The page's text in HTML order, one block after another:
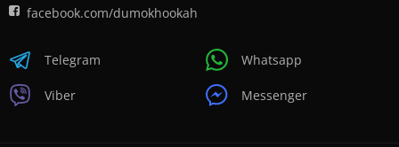
facebook.com/dumokhookah
Telegram
Viber
Whatsapp
Messenger